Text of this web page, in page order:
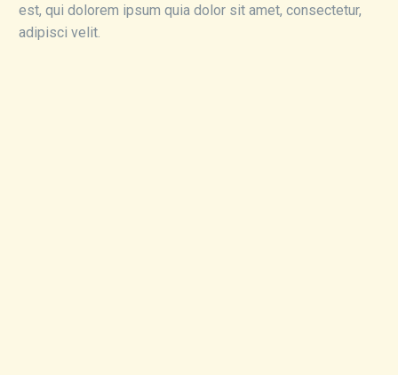
est, qui dolorem ipsum quia dolor sit amet, consectetur,
adipisci velit.